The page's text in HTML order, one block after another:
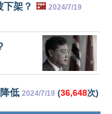
下架？ 🖼️ 2024/7/19
低 2024/7/19 (36,648次)